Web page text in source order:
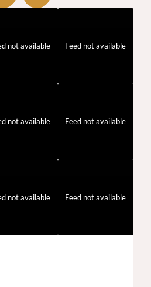
not available Feed not available
not available Feed not available
not available Feed not available